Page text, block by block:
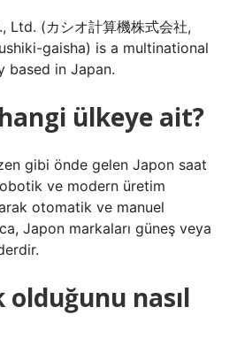
Ltd. (カシオ計算機株式会社,
gaisha) is a multinational
based in Japan.
ülkeye ait?
gibi önde gelen Japon saat
ve modern üretim
otomatik ve manuel
Japon markaları güneş veya
olduğunu nasıl